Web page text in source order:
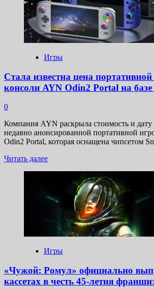
как
бы
выглядели
Веном,
Карнаж,
Человек-
паук
Зеленый
гоблин
Хаяо
Миядзаки
Игры
Стала известна цена
консоли AYN Odin2 Portal на
0
Компания AYN раскрыла стоимость и дату
недавно анонсированной портативной
Odin2 Portal, которая оснащена чипсетом
Читать далееПрочитать
известна
цена
портативной
игровой
консоли
AYN
Odin2
Portal
на
базе
Android
Игры
«Чужой: Ромул» официально
кассетах в честь 45-летия